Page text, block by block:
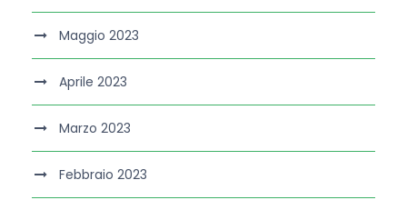
Maggio 2023
Aprile 2023
Marzo 2023
Febbraio 2023